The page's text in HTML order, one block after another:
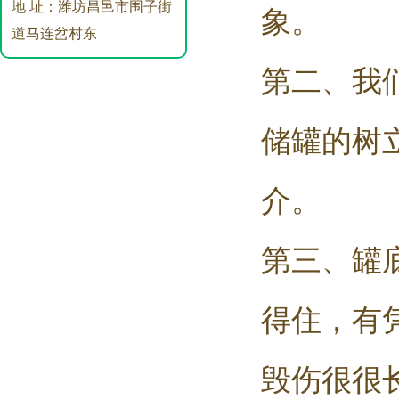
地 址：潍坊昌邑市围子街
道马连岔村东
象。
第二、我
储罐的树
介。
第三、罐
得住，有
毁伤很很